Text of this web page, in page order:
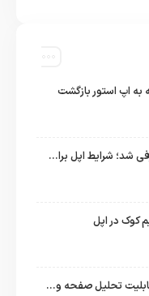
اپ استور بازگشت
برنامه Apple Upgrade معرفی شد؛ شرایط اپل برای اجاره آیفون، آیپد، مک و اپل واچ
نسخه مک گوگل Gemini با قابلیت تحلیل صفحه و دستورات صوتی در به‌روزرسانی جدید